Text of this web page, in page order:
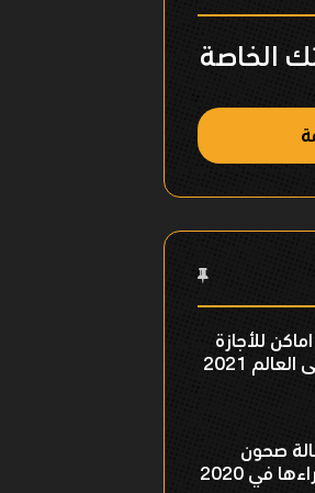
الخاصة
أفضل 10 اماكن للأجازة
2021
صحون
في 2020